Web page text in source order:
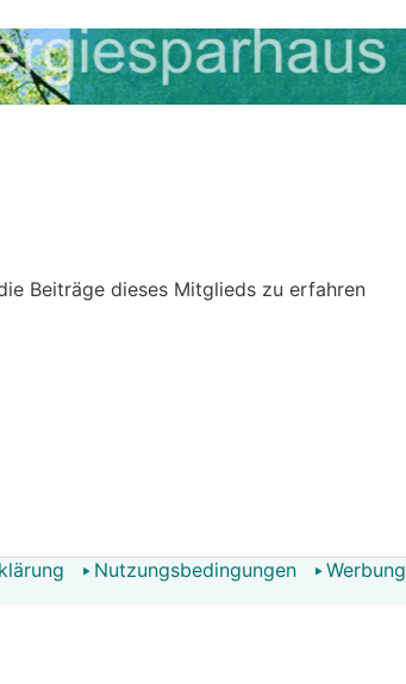
Beiträge dieses Mitglieds zu erfahren
Nutzungsbedingungen Werbung